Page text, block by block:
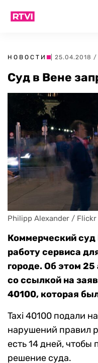
НОВОСТИ | 25.04.2018
Суд в Вене
Philipp Alexander / Flickr
Коммерческий
работу сервиса
городе. Об этом 25
со ссылкой на
40100, которая
Taxi 40100 подали
нарушений правил
есть 14 дней, чтобы
решение суда.